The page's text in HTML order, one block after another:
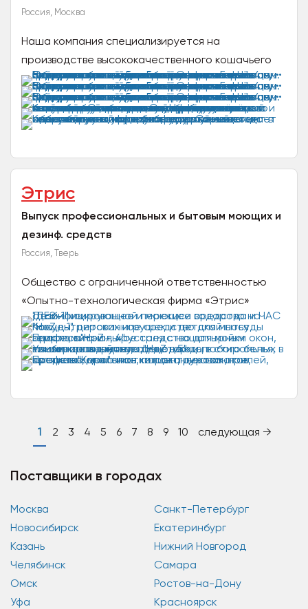
Россия, Москва
Наша компания специализируется на
производстве высококачественного кошачьего
наполнителя для туалета. Мы используем
безопасные, экологически чистые...
Этрис
Выпуск профессиональных и бытовым моющих и
дезинф. средств
Россия, Тверь
Общество с ограниченной ответственностью
«Опытно-технологическая фирма «Этрис»
организовано в 1998 году и ориентировано на
разработку и производство...
1 2 3 4 5 6 7 8 9 10 следующая →
Поставщики в городах
Москва
Санкт-Петербург
Новосибирск
Екатеринбург
Казань
Нижний Новгород
Челябинск
Самара
Омск
Ростов-на-Дону
Уфа
Красноярск